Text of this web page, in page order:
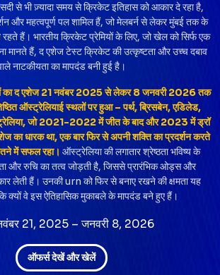
से भी ज़्यादा समय से क्रिकेट इतिहास को आकार दे रहा है,
और महत्वपूर्ण पल शामिल हैं, जो मेलबर्न से लेकर मुंबई तक के
हैं। भारतीय क्रिकेट प्रेमियों के लिए, जो खेल को सिर्फ एक
मानते हैं, द एशेज टेस्ट क्रिकेट की उत्कृष्टता और उच्च दबाव
नाटकीयता का मापदंड बनी हुई है।
द एशेज 21 नवंबर 2025 से लेकर 8 जनवरी 2026 तक
ऑस्ट्रेलियाई स्थलों पर हुआ – पर्थ, ब्रिसबेन, एडिलेड,
जो 2021-2022 में जीत के बाद और 2023 में ड्रॉ
का धारक था, एक बार फिर से अपनी शक्ति का प्रदर्शन करते
में सफल रहा। ऑस्ट्रेलिया की लगातार श्रेष्ठता भविष्य के
और रुचि का तत्व जोड़ती है, जिससे प्रारंभिक ओड्स और
लेती हैं। उनकी urn को फिर से बनाए रखने की क्षमता यह
क्यों वे इस ऐतिहासिक मुकाबले के मापदंड बने हुए हैं।
21, 2025 – जनवरी 8, 2026
ऑफर्स देखें और खेलें